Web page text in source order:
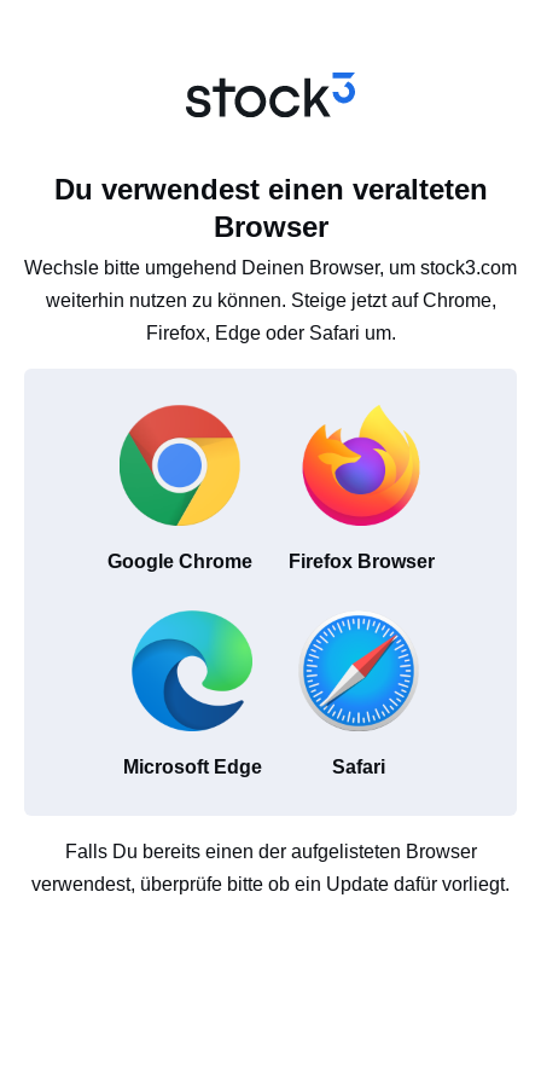
Du verwendest einen veralteten
Browser
Wechsle bitte umgehend Deinen Browser, um stock3.com
weiterhin nutzen zu können. Steige jetzt auf Chrome,
Firefox, Edge oder Safari um.
Google Chrome Firefox Browser
Microsoft Edge Safari
Falls Du bereits einen der aufgelisteten Browser
verwendest, überprüfe bitte ob ein Update dafür vorliegt.